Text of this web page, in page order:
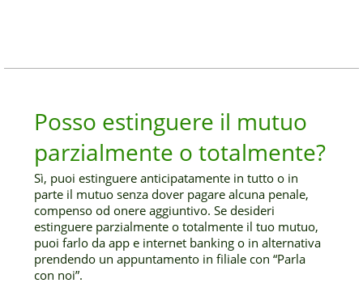
Posso estinguere il mutuo
parzialmente o totalmente?
Sì, puoi estinguere anticipatamente in tutto o in
parte il mutuo senza dover pagare alcuna penale,
compenso od onere aggiuntivo. Se desideri
estinguere parzialmente o totalmente il tuo mutuo,
puoi farlo da app e internet banking o in alternativa
prendendo un appuntamento in filiale con “Parla
con noi”.